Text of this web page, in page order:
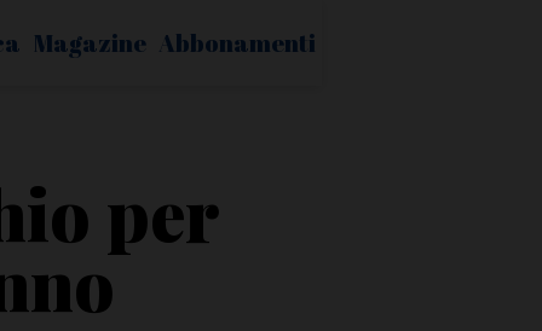
Magazine Abbonamenti
per